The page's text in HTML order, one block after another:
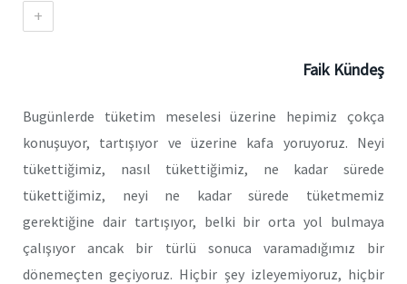
+
Faik Kündeş
Bugünlerde tüketim meselesi üzerine hepimiz çokça
konuşuyor, tartışıyor ve üzerine kafa yoruyoruz. Neyi
tükettiğimiz, nasıl tükettiğimiz, ne kadar sürede
tükettiğimiz, neyi ne kadar sürede tüketmemiz
gerektiğine dair tartışıyor, belki bir orta yol bulmaya
çalışıyor ancak bir türlü sonuca varamadığımız bir
dönemeçten geçiyoruz. Hiçbir şey izleyemiyoruz, hiçbir